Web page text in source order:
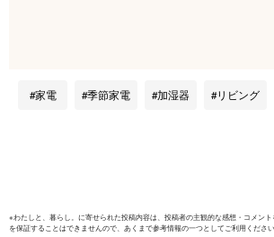
イマー リ
家電 季節家電 加湿器 リビング
※わたしと、暮らし。 に寄せられた投稿内容は、投稿者の主観的な感想・コメン
を保証することはできませんので、あくまで参考情報の一つとしてご利用ください